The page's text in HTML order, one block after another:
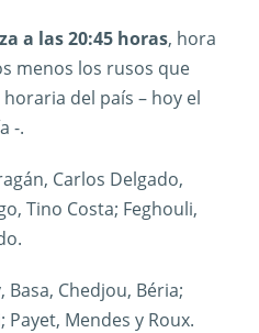
a las 20:45 horas, hora
menos los rusos que
del país – hoy el
-.
Carlos Delgado,
Tino Costa; Feghouli,
Chedjou, Béria;
Mendes y Roux.